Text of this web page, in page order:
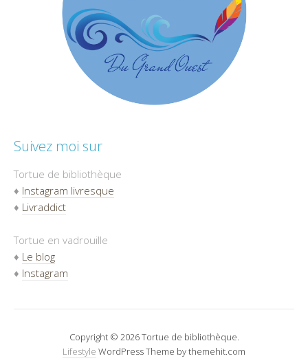
Suivez moi sur
Tortue de bibliothèque
♦ Instagram livresque
♦ Livraddict
Tortue en vadrouille
♦ Le blog
♦ Instagram
Copyright © 2026 Tortue de bibliothèque.
Lifestyle WordPress Theme by themehit.com